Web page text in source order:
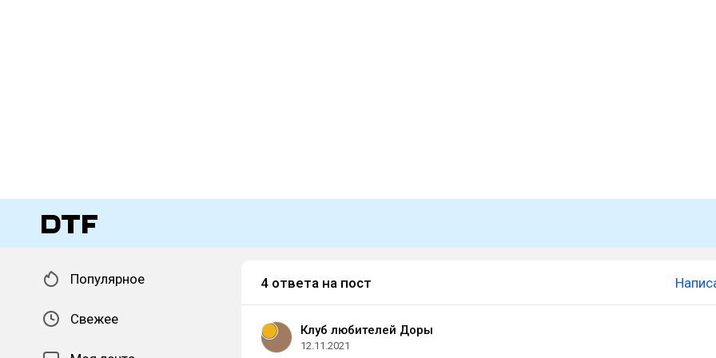
Популярное
Свежее
4 ответа на пост
Клуб любителей Доры
12.11.2021